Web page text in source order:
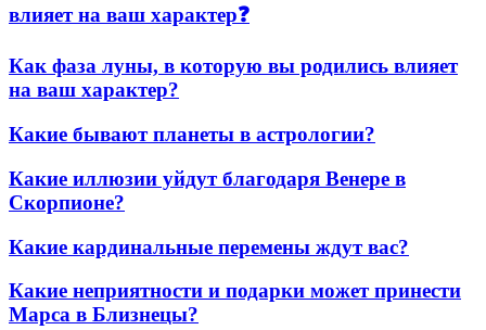
влияет на ваш характер❓
Как фаза луны, в которую вы родились влияет
на ваш характер?
Какие бывают планеты в астрологии?
Какие иллюзии уйдут благодаря Венере в
Скорпионе?
Какие кардинальные перемены ждут вас?
Какие неприятности и подарки может принести
Марса в Близнецы?